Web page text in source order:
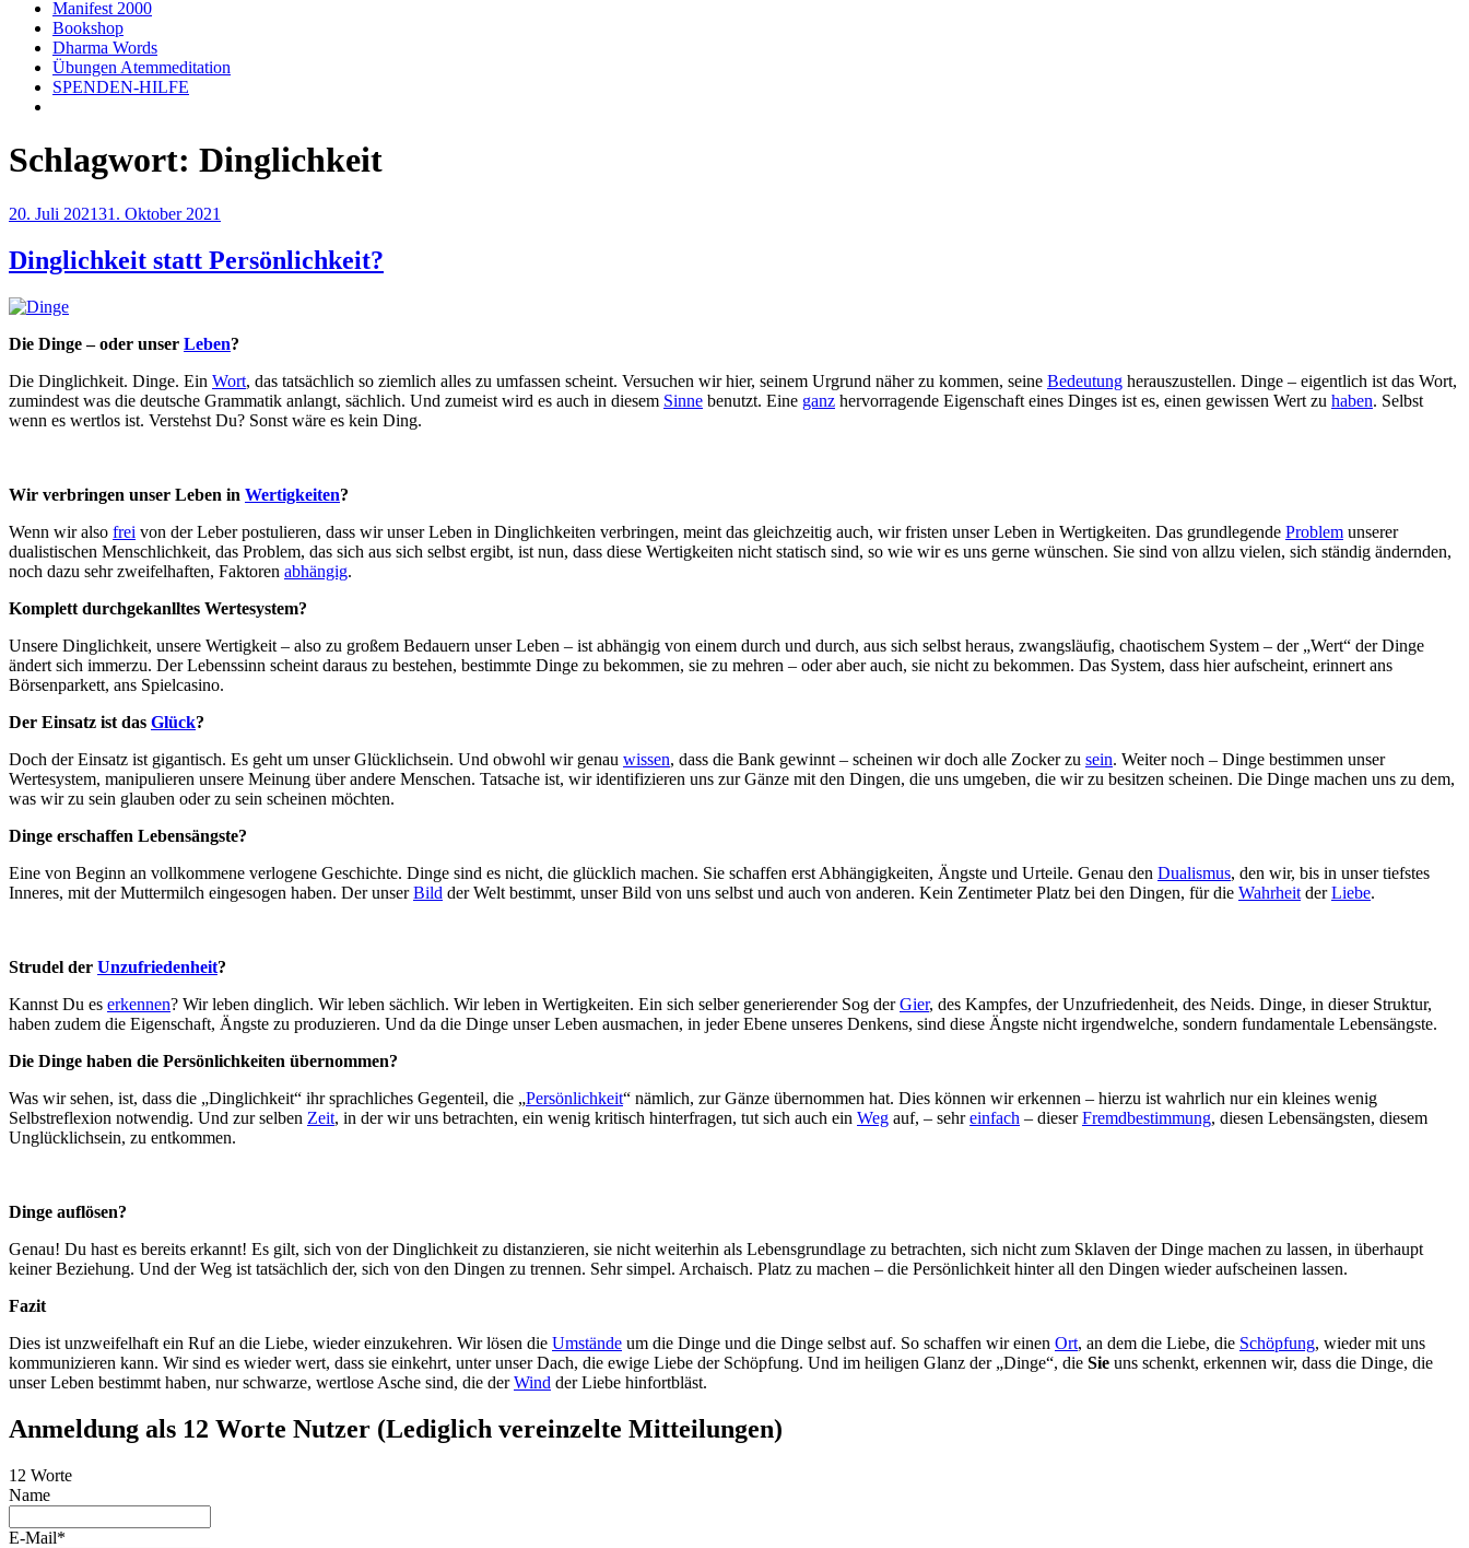
Manifest 2000
Bookshop
Dharma Words
Übungen Atemmeditation
SPENDEN-HILFE
Schlagwort: Dinglichkeit
Veröffentlicht
20. Juli 202131. Oktober 2021
Dinglichkeit statt Persönlichkeit?
Die Dinge – oder unser Leben?
Die Dinglichkeit. Dinge. Ein Wort, das tatsächlich so ziemlich alles zu umfassen scheint. Versuchen wir hier, seinem Urgrund näher zu kommen, seine Bedeutung herauszustellen. Dinge – eigentlich ist das Wort,
zumindest was die deutsche Grammatik anlangt, sächlich. Und zumeist wird es auch in diesem Sinne benutzt. Eine ganz hervorragende Eigenschaft eines Dinges ist es, einen gewissen Wert zu haben. Selbst
wenn es wertlos ist. Verstehst Du? Sonst wäre es kein Ding.
Wir verbringen unser Leben in Wertigkeiten?
Wenn wir also frei von der Leber postulieren, dass wir unser Leben in Dinglichkeiten verbringen, meint das gleichzeitig auch, wir fristen unser Leben in Wertigkeiten. Das grundlegende Problem unserer
dualistischen Menschlichkeit, das Problem, das sich aus sich selbst ergibt, ist nun, dass diese Wertigkeiten nicht statisch sind, so wie wir es uns gerne wünschen. Sie sind von allzu vielen, sich ständig ändernden,
noch dazu sehr zweifelhaften, Faktoren abhängig.
Komplett durchgekanlltes Wertesystem?
Unsere Dinglichkeit, unsere Wertigkeit – also zu großem Bedauern unser Leben – ist abhängig von einem durch und durch, aus sich selbst heraus, zwangsläufig, chaotischem System – der „Wert“ der Dinge
ändert sich immerzu. Der Lebenssinn scheint daraus zu bestehen, bestimmte Dinge zu bekommen, sie zu mehren – oder aber auch, sie nicht zu bekommen. Das System, dass hier aufscheint, erinnert ans
Börsenparkett, ans Spielcasino.
Der Einsatz ist das Glück?
Doch der Einsatz ist gigantisch. Es geht um unser Glücklichsein. Und obwohl wir genau wissen, dass die Bank gewinnt – scheinen wir doch alle Zocker zu sein. Weiter noch – Dinge bestimmen unser
Wertesystem, manipulieren unsere Meinung über andere Menschen. Tatsache ist, wir identifizieren uns zur Gänze mit den Dingen, die uns umgeben, die wir zu besitzen scheinen. Die Dinge machen uns zu dem,
was wir zu sein glauben oder zu sein scheinen möchten.
Dinge erschaffen Lebensängste?
Eine von Beginn an vollkommene verlogene Geschichte. Dinge sind es nicht, die glücklich machen. Sie schaffen erst Abhängigkeiten, Ängste und Urteile. Genau den Dualismus, den wir, bis in unser tiefstes
Inneres, mit der Muttermilch eingesogen haben. Der unserBild der Welt bestimmt, unser Bild von uns selbst und auch von anderen. Kein Zentimeter Platz bei den Dingen, für die Wahrheit derLiebe.
Strudel der Unzufriedenheit?
Kannst Du es erkennen? Wir leben dinglich. Wir leben sächlich. Wir leben in Wertigkeiten. Ein sich selber generierender Sog derGier, des Kampfes, der Unzufriedenheit, des Neids. Dinge, in dieser Struktur,
haben zudem die Eigenschaft, Ängste zu produzieren. Und da die Dinge unser Leben ausmachen, in jeder Ebene unseres Denkens, sind diese Ängste nicht irgendwelche, sondern fundamentale Lebensängste.
Die Dinge haben die Persönlichkeiten übernommen?
Was wir sehen, ist, dass die „Dinglichkeit“ ihr sprachliches Gegenteil, die „Persönlichkeit“ nämlich, zur Gänze übernommen hat. Dies können wir erkennen – hierzu ist wahrlich nur ein kleines wenig
Selbstreflexion notwendig. Und zur selben Zeit, in der wir uns betrachten, ein wenig kritisch hinterfragen, tut sich auch ein Weg auf, – sehreinfach – dieserFremdbestimmung, diesen Lebensängsten, diesem
Unglücklichsein, zu entkommen.
Dinge auflösen?
Genau! Du hast es bereits erkannt! Es gilt, sich von der Dinglichkeit zu distanzieren, sie nicht weiterhin als Lebensgrundlage zu betrachten, sich nicht zum Sklaven der Dinge machen zu lassen, in überhaupt
keiner Beziehung. Und der Weg ist tatsächlich der, sich von den Dingen zu trennen. Sehr simpel. Archaisch. Platz zu machen – die Persönlichkeit hinter all den Dingen wieder aufscheinen lassen.
Fazit
Dies ist unzweifelhaft ein Ruf an die Liebe, wieder einzukehren. Wir lösen die Umstände um die Dinge und die Dinge selbst auf. So schaffen wir einen Ort, an dem die Liebe, die Schöpfung, wieder mit uns
kommunizieren kann. Wir sind es wieder wert, dass sie einkehrt, unter unser Dach, die ewige Liebe der Schöpfung. Und im heiligen Glanz der „Dinge“, die Sie uns schenkt, erkennen wir, dass die Dinge, die
unser Leben bestimmt haben, nur schwarze, wertlose Asche sind, die derWind der Liebe hinfortbläst.
Anmeldung als 12 Worte Nutzer (Lediglich vereinzelte Mitteilungen)
12 Worte
Name
E-Mail*